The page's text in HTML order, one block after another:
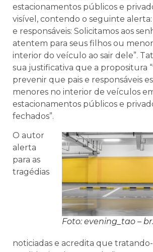
estacionamentos públicos e
visível, contendo o seguinte alerta:
e responsáveis: Solicitamos aos
atentem para seus filhos ou
interior do veículo ao sair dele”.
sua justificativa que a propositura
prevenir que pais e responsáveis
menores no interior de veículos
estacionamentos públicos e
fechados”.
Foto: evening_tao –
O autor
alerta
para as
tragédias
noticiadas e acredita que